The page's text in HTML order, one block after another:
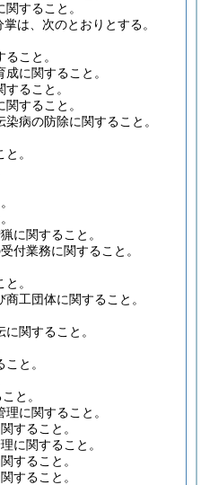
すること。
は、次のとおりとする。
こと。
に関すること。
ること。
すること。
病の防除に関すること。
。
に関すること。
付業務に関すること。
。
工団体に関すること。
関すること。
と。
と。
に関すること。
すること。
に関すること。
すること。
すること。